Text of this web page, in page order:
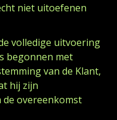
niet uitoefenen
volledige uitvoering
begonnen met
van de Klant,
hij zijn
overeenkomst